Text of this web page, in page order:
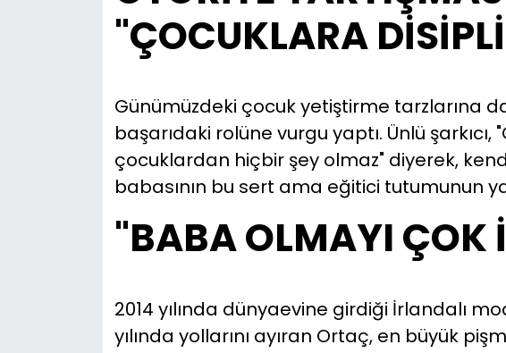
"ÇOCUKLARA
Günümüzdeki çocuk yetiştirme tarzlarına
başarıdaki rolüne vurgu yaptı. Ünlü şarkıcı,
çocuklardan hiçbir şey olmaz" diyerek,
babasının bu sert ama eğitici tutumunun
"BABA OLMAYI ÇOK
2014 yılında dünyaevine girdiği İrlandalı
yılında yollarını ayıran Ortaç, en büyük